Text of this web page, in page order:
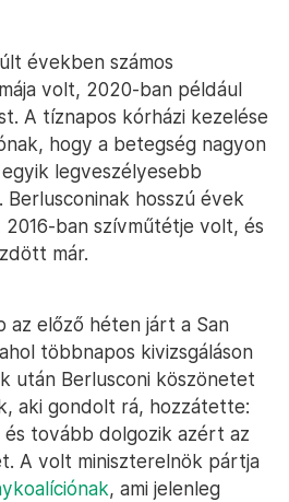
években számos
volt, 2020-ban például
A tíznapos kórházi kezelése
hogy a betegség nagyon
legveszélyesebb
Berlusconinak hosszú évek
ban szívműtétje volt, és
már.
az előző héten járt a San
többnapos kivizsgáláson
után Berlusconi köszönetet
aki gondolt rá, hozzátette:
és tovább dolgozik azért az
A volt miniszterelnök pártja
, ami jelenleg